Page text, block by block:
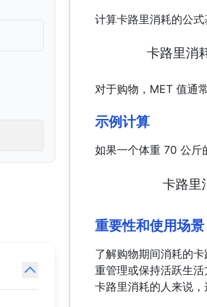
计算卡路里消耗的公
卡路里消
对于购物，MET 值通
示例计算
如果一个体重 70 公斤
卡路里
重要性和使用场景
了解购物期间消耗的
重管理或保持活跃生
卡路里消耗的人来说，